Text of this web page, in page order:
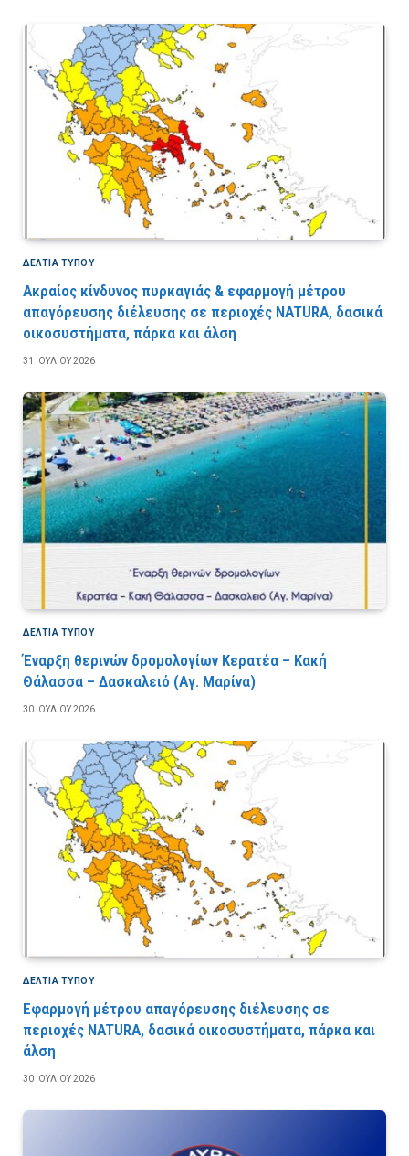
ΔΕΛΤΙΑ ΤΥΠΟΥ
Ακραίος κίνδυνος πυρκαγιάς & εφαρμογή μέτρου
απαγόρευσης διέλευσης σε περιοχές NATURA, δασικά
οικοσυστήματα, πάρκα και άλση
31 ΙΟΥΛΊΟΥ 2026
ΔΕΛΤΙΑ ΤΥΠΟΥ
Έναρξη θερινών δρομολογίων Κερατέα – Κακή
Θάλασσα – Δασκαλειό (Αγ. Μαρίνα)
30 ΙΟΥΛΊΟΥ 2026
ΔΕΛΤΙΑ ΤΥΠΟΥ
Εφαρμογή μέτρου απαγόρευσης διέλευσης σε
περιοχές NATURA, δασικά οικοσυστήματα, πάρκα και
άλση
30 ΙΟΥΛΊΟΥ 2026